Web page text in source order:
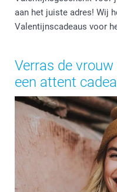
aan het juiste adres! Wij
Valentijnscadeaus voor
Verras de
een attent